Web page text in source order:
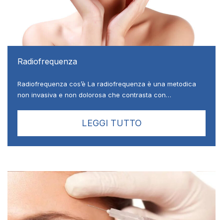
Radiofrequenza
Radiofrequenza cos’è La radiofrequenza è una metodica
non invasiva e non dolorosa che contrasta con…
LEGGI TUTTO